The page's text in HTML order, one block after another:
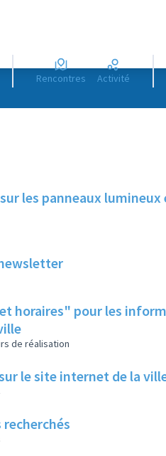
Rencontres Activité
les panneaux lumineux
horaires" pour les
de réalisation
le site internet de la